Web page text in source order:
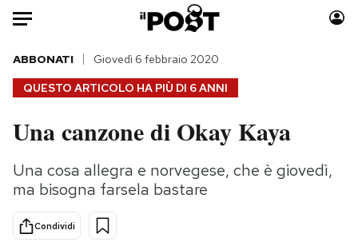
Auto
HOME
Italia
Politica
Tecnologia
Internet
Moda
Consumismi
QUESTO ARTICOLO HA PIÙ DI 6 ANNI
ABBONATI Giovedì 6 febbraio 2020
Una canzone di Okay Kaya
Una cosa allegra e norvegese, che è giovedì,
ma bisogna farsela bastare
Condividi